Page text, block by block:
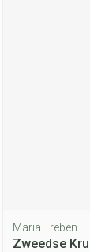
Maria Treben
Zweedse